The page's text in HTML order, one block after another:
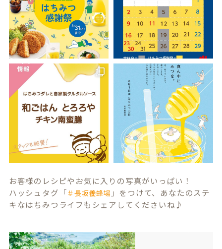
お客様のレシピやお気に入りの写真がいっぱい！
ハッシュタグ「＃長坂養蜂場 」をつけて、あなたのステ
キなはちみつライフもシェアしてくださいね♪